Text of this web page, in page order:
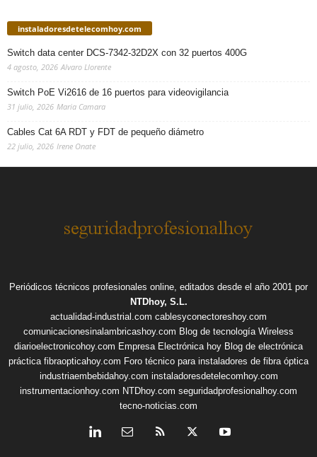
instaladoresdetelecomhoy.com
Switch data center DCS-7342-32D2X con 32 puertos 400G
4 agosto, 2026 Alvaro Llorente
Switch PoE Vi2616 de 16 puertos para videovigilancia
31 julio, 2026 Maria Camara
Cables Cat 6A RDT y FDT de pequeño diámetro
22 julio, 2026 Irene Onate
Periódicos técnicos profesionales online, editados desde el año 2001 por
NTDhoy, S.L.
actualidad-industrial.com cablesyconectoreshoy.com
comunicacionesinalambricashoy.com Blog de tecnología Wireless
diarioelectronicohoy.com Empresa Electrónica hoy Blog de electrónica
práctica fibraopticahoy.com Foro técnico para instaladores de fibra óptica
industriaembebidahoy.com instaladoresdetelecomhoy.com
instrumentacionhoy.com NTDhoy.com seguridadprofesionalhoy.com
tecno-noticias.com